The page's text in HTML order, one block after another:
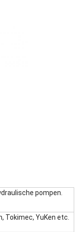
pompen.
Tokimec, YuKen etc.